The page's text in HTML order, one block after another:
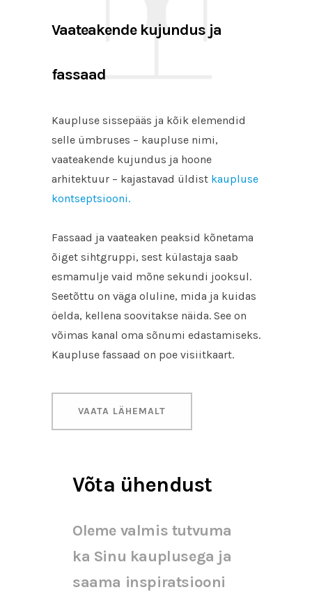
Vaateakende kujundus ja
fassaad
Kaupluse sissepääs ja kõik elemendid
selle ümbruses – kaupluse nimi,
vaateakende kujundus ja hoone
arhitektuur – kajastavad üldist kaupluse
kontseptsiooni.
Fassaad ja vaateaken peaksid kõnetama
õiget sihtgruppi, sest külastaja saab
esmamulje vaid mõne sekundi jooksul.
Seetõttu on väga oluline, mida ja kuidas
öelda, kellena soovitakse näida. See on
võimas kanal oma sõnumi edastamiseks.
Kaupluse fassaad on poe visiitkaart.
VAATA LÄHEMALT
Võta ühendust
Oleme valmis tutvuma
ka Sinu kauplusega ja
saama inspiratsiooni